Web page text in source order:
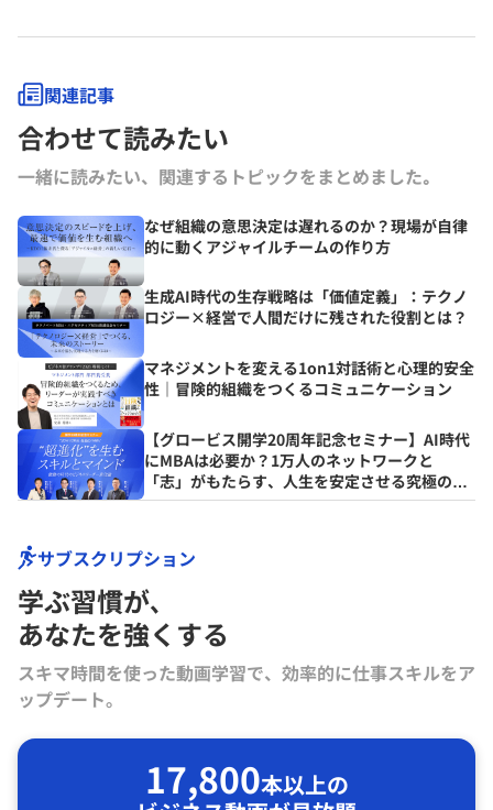
関連記事
合わせて読みたい
一緒に読みたい、関連するトピックをまとめました｡
なぜ組織の意思決定は遅れるのか？現場が自律
的に動くアジャイルチームの作り方
生成AI時代の生存戦略は「価値定義」：テクノ
ロジー×経営で人間だけに残された役割とは？
マネジメントを変える1on1対話術と心理的安全
性｜冒険的組織をつくるコミュニケーション
【グロービス開学20周年記念セミナー】AI時代
にMBAは必要か？1万人のネットワークと
「志」がもたらす、人生を安定させる究極の資
産とは？
サブスクリプション
学ぶ習慣が､
あなたを強くする
スキマ時間を使った動画学習で、効率的に仕事スキルをア
ップデート。
17,800本以上の